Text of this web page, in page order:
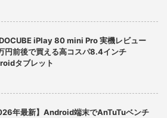
iPlay 80 mini Pro 実機レビュー
円前後で買える高コスパ8.4インチ
タブレット
年最新】Android端末でAnTuTuベンチ